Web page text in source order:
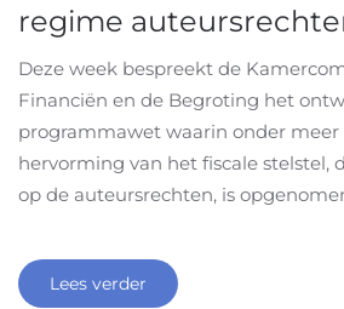
regime
Deze week bespreekt de
Financiën en de Begroting het
programmawet waarin onder
hervorming van het fiscale stelstel,
op de auteursrechten, is
Lees verder